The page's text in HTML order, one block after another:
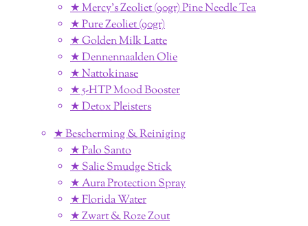
★ Mercy's Zeoliet (90gr) Pine Needle Tea
★ Pure Zeoliet (90gr)
★ Golden Milk Latte
★ Dennennaalden Olie
★ Nattokinase
★ 5-HTP Mood Booster
★ Detox Pleisters
★ Bescherming & Reiniging
★ Palo Santo
★ Salie Smudge Stick
★ Aura Protection Spray
★ Florida Water
★ Zwart & Roze Zout